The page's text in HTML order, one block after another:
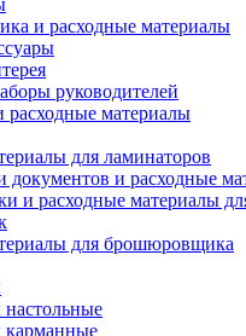
и расходные материалы
руководителей
материалы
для ламинаторов
документов и расходные
и расходные материалы
для брошюровщика
настольные
карманные